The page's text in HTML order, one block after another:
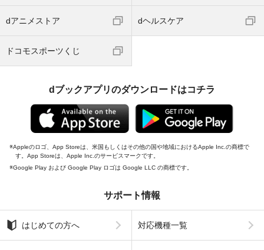
dアニメストア dヘルスケア
ドコモスポーツくじ
dブックアプリのダウンロードはコチラ
Appleのロゴ、App Storeは、米国もしくはその他の国や地域におけるApple Inc.の商標で
す。App Storeは、Apple Inc.のサービスマークです。
Google Play および Google Play ロゴは Google LLC の商標です。
サポート情報
はじめての方へ 対応機種一覧